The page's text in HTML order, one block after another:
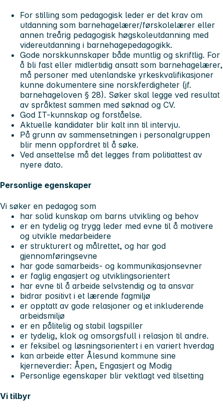
For stilling som pedagogisk leder er det krav om
utdanning som barnehagelærer/førskolelærer eller
annen treårig pedagogisk høgskoleutdanning med
videreutdanning i barnehagepedagogikk.
Gode norskkunnskaper både muntlig og skriftlig. For
å bli fast eller midlertidig ansatt som barnehagelærer,
må personer med utenlandske yrkeskvalifikasjoner
kunne dokumentere sine norskferdigheter (jf.
barnehageloven § 28). Søker skal legge ved resultat
av språktest sammen med søknad og CV.
God IT-kunnskap og forståelse.
Aktuelle kandidater blir kalt inn til intervju.
På grunn av sammensetningen i personalgruppen
blir menn oppfordret til å søke.
Ved ansettelse må det legges fram politiattest av
nyere dato.
Personlige egenskaper
Vi søker en pedagog som
har solid kunskap om barns utvikling og behov
er en tydelig og trygg leder med evne til å motivere
og utvikle medarbeidere
er strukturert og målrettet, og har god
gjennomføringsevne
har gode samarbeids- og kommunikasjonsevner
er faglig engasjert og utviklingsorientert
har evne til å arbeide selvstendig og ta ansvar
bidrar positivt i et lærende fagmiljø
er opptatt av gode relasjoner og et inkluderende
arbeidsmiljø
er en pålitelig og stabil lagspiller
er tydelig, klok og omsorgsfull i relasjon til andre.
er feksibel og løsningsorientert i en variert hverdag
kan arbeide etter Ålesund kommune sine
kjerneverdier: Åpen, Engasjert og Modig
Personlige egenskaper blir vektlagt ved tilsetting
Vi tilbyr